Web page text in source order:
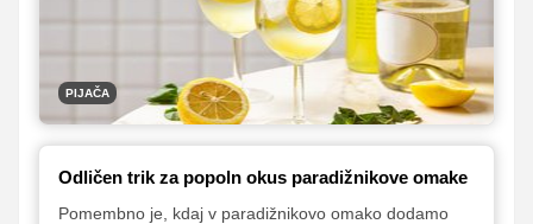
naslednji domači zabavi navdušili obiske.
PIJAČA
Odličen trik za popoln okus paradižnikove omake
Pomembno je, kdaj v paradižnikovo omako dodamo